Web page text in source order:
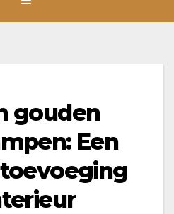
gouden
Een